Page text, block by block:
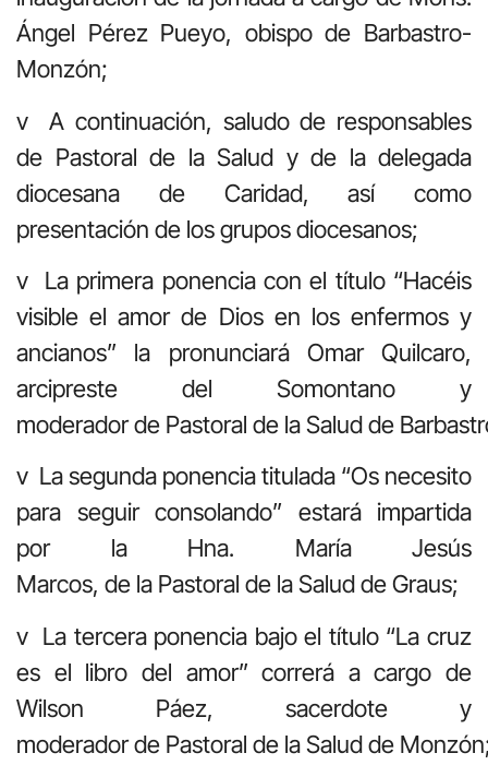
Ángel Pérez Pueyo, obispo de Barbastro-
Monzón;
v A continuación, saludo de responsables
de Pastoral de la Salud y de la delegada
diocesana de Caridad, así como
presentación de los grupos diocesanos;
v La primera ponencia con el título “Hacéis
visible el amor de Dios en los enfermos y
ancianos” la pronunciará Omar Quilcaro,
arcipreste del Somontano y
moderador de Pastoral de la Salud de
v La segunda ponencia titulada “Os necesito
para seguir consolando” estará impartida
por la Hna. María Jesús
Marcos, de la Pastoral de la Salud de Graus;
v La tercera ponencia bajo el título “La cruz
es el libro del amor” correrá a cargo de
Wilson Páez, sacerdote y
moderador de Pastoral de la Salud de